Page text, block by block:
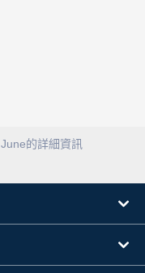
June的詳細資訊